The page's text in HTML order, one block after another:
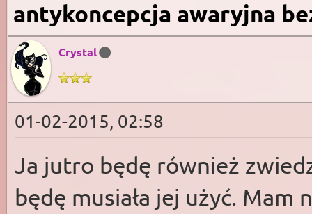
antykoncepcja awaryjna
Crystal
01-02-2015, 02:58
Ja jutro będę również
będę musiała jej użyć.